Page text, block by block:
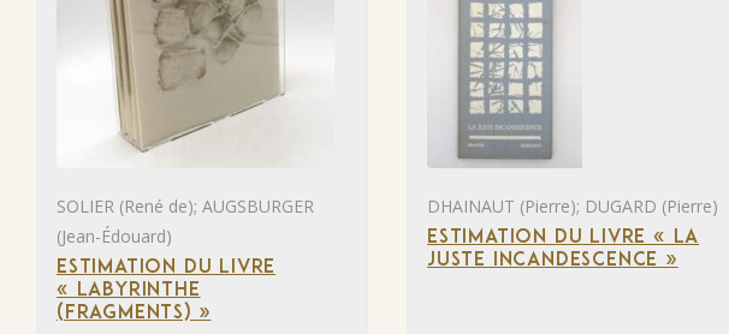
SOLIER (René de); AUGSBURGER
(Jean-Édouard)
ESTIMATION DU LIVRE
« LABYRINTHE
(FRAGMENTS) »
DHAINAUT (Pierre); DUGARD (Pierre)
ESTIMATION DU LIVRE « LA
JUSTE INCANDESCENCE »